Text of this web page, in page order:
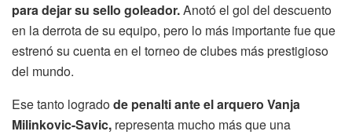
para dejar su sello goleador.Anotó el gol del descuento
en la derrota de su equipo, pero lo más importante fue que
estrenó su cuenta en el torneo de clubes más prestigioso
del mundo.
Ese tanto logradode penalti ante el arquero Vanja
Milinkovic-Savic, representa mucho más que una